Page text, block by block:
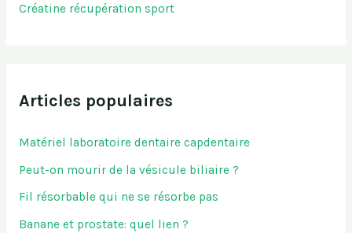
Créatine récupération sport
Articles populaires
Matériel laboratoire dentaire capdentaire
Peut-on mourir de la vésicule biliaire ?
Fil résorbable qui ne se résorbe pas
Banane et prostate: quel lien ?